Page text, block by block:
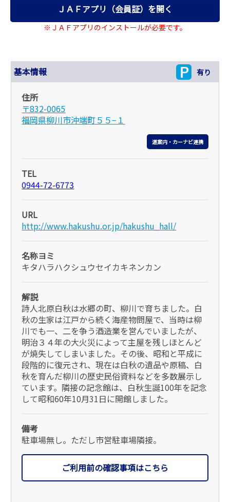
ＪＡＦアプリ（会員証）を開く
※ＪＡＦアプリのインストールが必要です。
基本情報 有り
住所
〒832-0065
福岡県柳川市沖端町５５−１
道案内・カーナビ連携
TEL
0944-72-6773
URL
http://www.hakushu.or.jp/hakushu_hall/
名称ヨミ
キタハラハクシュウセイカキネンカン
解説
詩人北原白秋は水郷の町、柳川で育ちました。白
秋の生家は江戸から続く海産物問屋で、当時は柳
川でも一、二を争う酒造業を営んでいましたが、
明治３４年の大火災によって主屋を残しほとんど
が焼失してしまいました。その後、昭和と平成に
段階的に復元され、現在は白秋の遺品や原稿、白
秋を育んだ柳川の歴史民俗資料などを多数展示し
ています。隣接の記念館は、白秋生誕100年を記念
して昭和60年10月31日に開館しました。
備考
駐車場無し。ただし市営駐車場隣接。
ご利用前の確認事項はこちら